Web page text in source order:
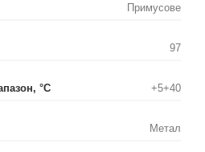
Примусове
97
°С +5+40
Метал